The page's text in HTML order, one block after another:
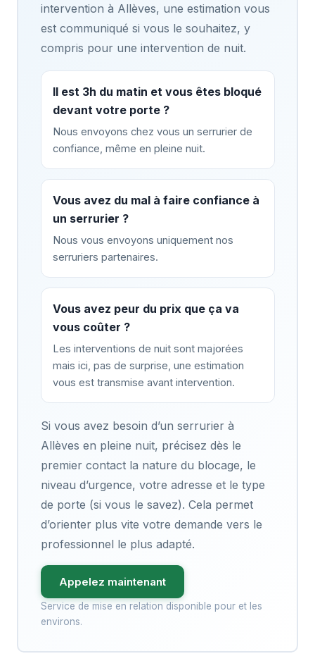
intervention à Allèves, une estimation vous
est communiqué si vous le souhaitez, y
compris pour une intervention de nuit.
Il est 3h du matin et vous êtes bloqué
devant votre porte ?
Nous envoyons chez vous un serrurier de
confiance, même en pleine nuit.
Vous avez du mal à faire confiance à
un serrurier ?
Nous vous envoyons uniquement nos
serruriers partenaires.
Vous avez peur du prix que ça va
vous coûter ?
Les interventions de nuit sont majorées
mais ici, pas de surprise, une estimation
vous est transmise avant intervention.
Si vous avez besoin d’un serrurier à
Allèves en pleine nuit, précisez dès le
premier contact la nature du blocage, le
niveau d’urgence, votre adresse et le type
de porte (si vous le savez). Cela permet
d’orienter plus vite votre demande vers le
professionnel le plus adapté.
Appelez maintenant
Service de mise en relation disponible pour et les
environs.